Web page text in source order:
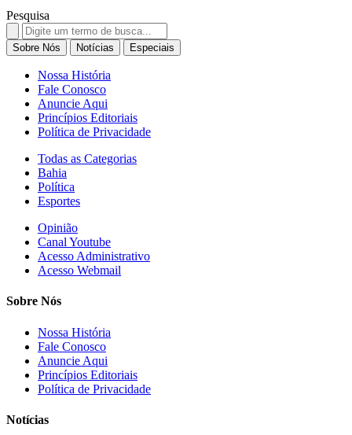
Pesquisa
Search
for:
Sobre Nós Notícias Especiais
Nossa História
Fale Conosco
Anuncie Aqui
Princípios Editoriais
Política de Privacidade
Todas as Categorias
Bahia
Política
Esportes
Opinião
Canal Youtube
Acesso Administrativo
Acesso Webmail
Sobre Nós
Nossa História
Fale Conosco
Anuncie Aqui
Princípios Editoriais
Política de Privacidade
Notícias